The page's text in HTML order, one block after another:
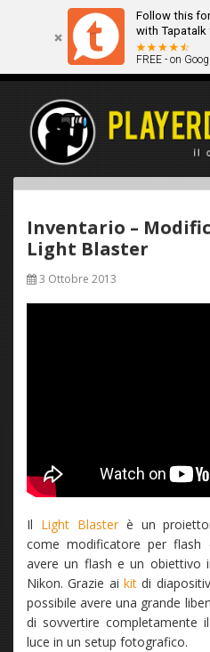
Follow this
with Tapatalk
FREE - on
Inventario –
Light Blaster
3 Ottobre 2013
Il Light Blasterè un
come modificatore per flash
avere un flash e un obiettivo
Nikon. Grazie ai kitdi
possibile avere una grande
di sovvertire completamente
luce in un setup fotografico.
Questo sito utilizza i cookies.
pagine acconsenti
Ok